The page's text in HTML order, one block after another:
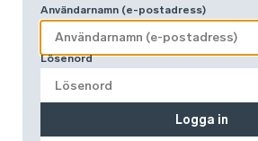
Användarnamn (e-postadress)
Lösenord
Logga in